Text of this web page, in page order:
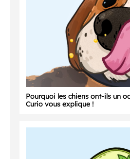
Pourquoi les chiens ont-ils un
Curio vous explique !